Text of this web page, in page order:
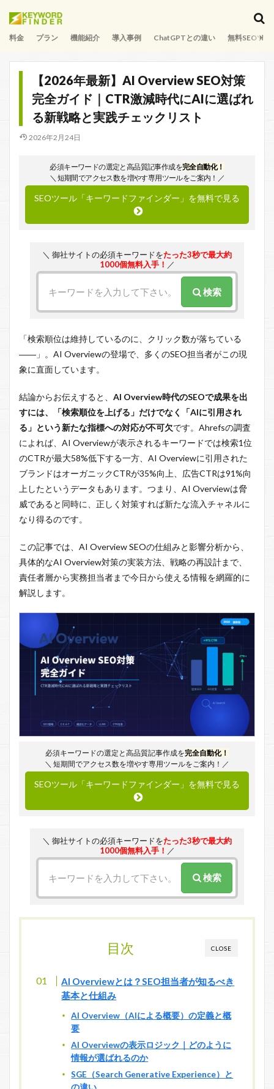
料金 プラン 機能紹介 導入事例 ChatGPTとの違い 無料SEOツー
【2026年最新】AI Overview SEO対策
完全ガイド｜CTR激減時代にAIに選ばれ
る新戦略と実践チェックリスト
2026年2月24日
必須キーワードの選定と高品質記事作成を完全自動化！
＼ 短期間でアクセス数を増やす専用ツールをご案内！／
SEOツール「キーワードファインダー」を無料で見る
＼ 御社サイトの必須キーワードをたった3秒で最大約
1000個無料入手！ ／
検索
「検索順位は維持しているのに、クリック数が落ちている
――」。AI Overviewの登場で、多くのSEO担当者がこの現
象に直面しています。
結論からお伝えすると、 AI Overview時代のSEOで成果を出
すには、「検索順位を上げる」だけでなく「AIに引用され
る」という新たな指標への対応が不可欠です。Ahrefsの調査
によれば、AI Overviewが表示されるキーワードでは検索1位
のCTRが最大58%低下する一方、AI Overviewに引用された
ブランドはオーガニックCTRが35%向上、広告CTRは91%向
上したというデータもあります。つまり、AI Overviewは脅
威であると同時に、正しく対策すれば新たな流入チャネルに
なり得るのです。
この記事では、AI Overview SEOの仕組みと影響分析から、
具体的なAI Overview対策の実装方法、戦略の再設計まで、
責任者層から実務担当者まで今日から使える情報を網羅的に
解説します。
必須キーワードの選定と高品質記事作成を完全自動化！
＼ 短期間でアクセス数を増やす専用ツールをご案内！／
SEOツール「キーワードファインダー」を無料で見る
＼ 御社サイトの必須キーワードをたった3秒で最大約
1000個無料入手！ ／
検索
CLOSE
目次
AI Overviewとは？SEO担当者が知るべき
基本と仕組み
AI Overview（AIによる概要）の定義と概
要
AI Overviewの表示ロジック｜どのように
情報が選ばれるのか
SGE（Search Generative Experience）と
の違い